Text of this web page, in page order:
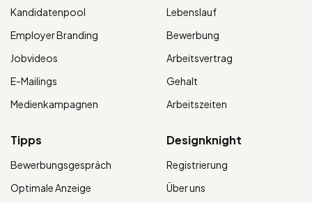
Kandidatenpool
Employer Branding
Jobvideos
E-Mailings
Medienkampagnen
Lebenslauf
Bewerbung
Arbeitsvertrag
Gehalt
Arbeitszeiten
Tipps
Bewerbungsgespräch
Optimale Anzeige
Designknight
Registrierung
Über uns